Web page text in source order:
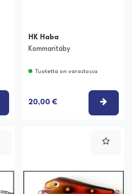
VALITSE VAIHTOEHTO
HK Haba
Kommaritäby
Tuotetta on varastossa
20,00 €